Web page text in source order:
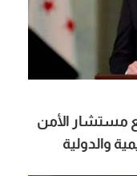
مستشار الأمن
والدولية